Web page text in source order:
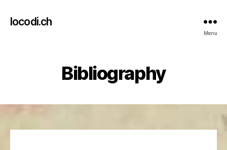
locodi.ch
Menu
Bibliography